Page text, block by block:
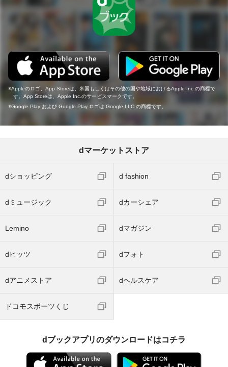
Appleのロゴ、App Storeは、米国もしくはその他の国や地域におけるApple Inc.の商標で
す。App Storeは、Apple Inc.のサービスマークです。
Google Play および Google Play ロゴは Google LLC の商標です。
dマーケットストア
dショッピング d fashion
dミュージック dカーシェア
Lemino dマガジン
dヒッツ dフォト
dアニメストア dヘルスケア
ドコモスポーツくじ
dブックアプリのダウンロードはコチラ